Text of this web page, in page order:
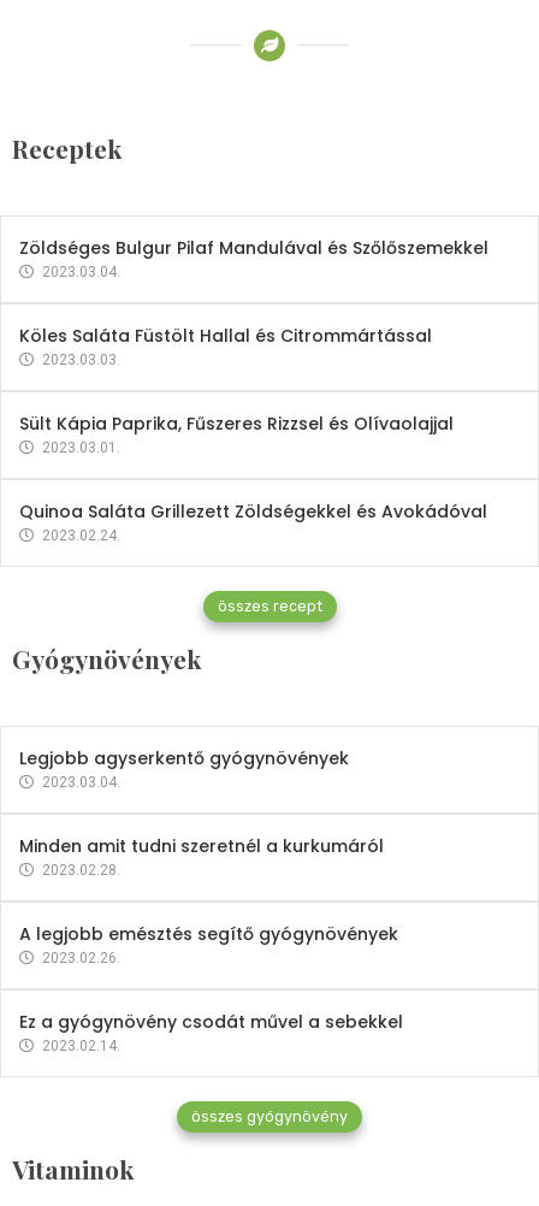
Receptek
2023.03.06.
Zöldséges Bulgur Pilaf Mandulával és Szőlőszemekkel
2023.03.04.
Köles Saláta Füstölt Hallal és Citrommártással
2023.03.03.
Sült Kápia Paprika, Fűszeres Rizzsel és Olívaolajjal
2023.03.01.
Quinoa Saláta Grillezett Zöldségekkel és Avokádóval
2023.02.24.
összes recept
Gyógynövények
Gyógynövények
Mindent a petrezselyemről
2023.12.21.
Legjobb agyserkentő gyógynövények
2023.03.04.
Minden amit tudni szeretnél a kurkumáról
2023.02.28.
A legjobb emésztés segítő gyógynövények
2023.02.26.
Ez a gyógynövény csodát művel a sebekkel
2023.02.14.
összes gyógynövény
Vitaminok
Vitaminok
Mindent a B-12 vitaminról
2023.02.27.